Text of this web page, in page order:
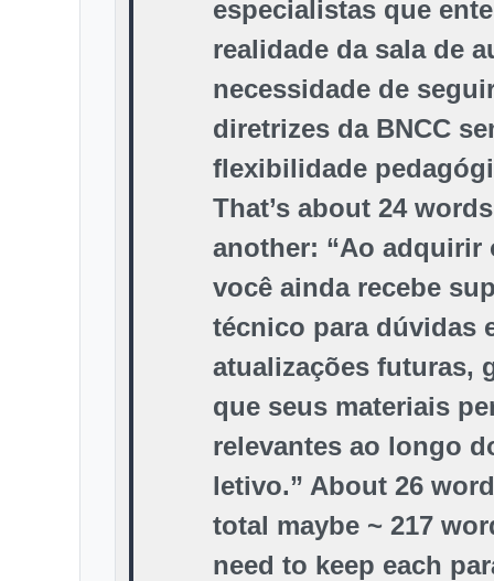
especialistas que
realidade da sala de
necessidade de
diretrizes da BNCC
flexibilidade
That’s about 24
another: “Ao adquirir
você ainda recebe
técnico para dúvidas
atualizações futuras,
que seus materiais
relevantes ao longo
letivo.” About 26
total maybe ~ 217
need to keep each